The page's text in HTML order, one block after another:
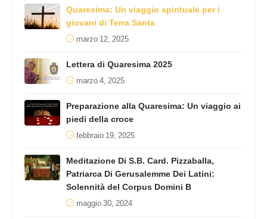
Quaresima: Un viaggio spirituale per i
giovani di Terra Santa
marzo 12, 2025
Lettera di Quaresima 2025
marzo 4, 2025
Preparazione alla Quaresima: Un viaggio ai
piedi della croce
febbraio 19, 2025
Meditazione Di S.B. Card. Pizzaballa,
Patriarca Di Gerusalemme Dei Latini:
Solennità del Corpus Domini B
maggio 30, 2024